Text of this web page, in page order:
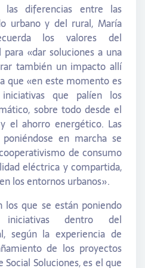
diferencias entre las
urbano y del rural, María
los valores del
«dar soluciones a una
también un impacto allí
que «en este momento es
que palíen los
sobre todo desde el
el ahorro energético. Las
en marcha se
de consumo
eléctrica y compartida,
los entornos urbanos».
que se están poniendo
dentro del
según la experiencia de
de los proyectos
Soluciones, es el que